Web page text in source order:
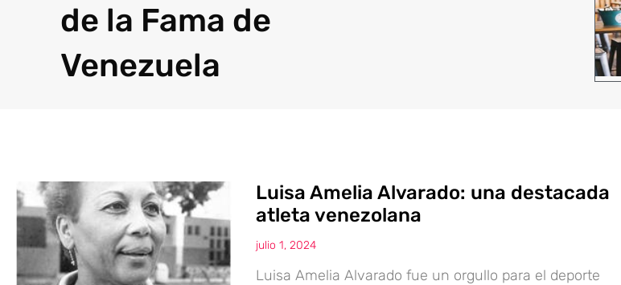
de la Fama de
Venezuela
Luisa Amelia Alvarado: una destacada
atleta venezolana
julio 1, 2024
Luisa Amelia Alvarado fue un orgullo para el deporte